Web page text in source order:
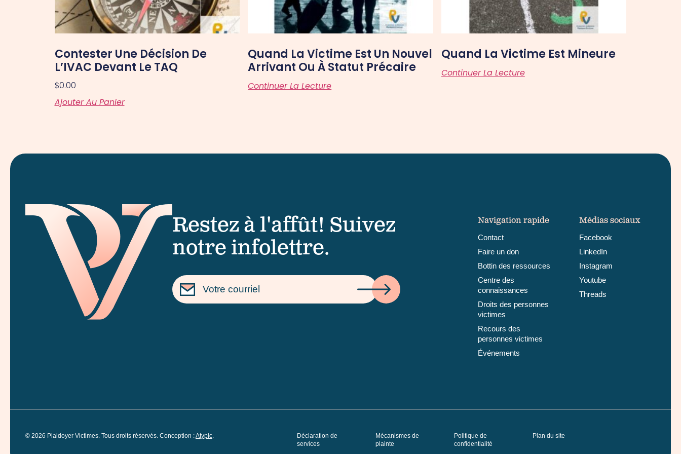
Contester Une Décision De
L’IVAC Devant Le TAQ
$0.00
Ajouter Au Panier
Quand La Victime Est Un Nouvel
Arrivant Ou À Statut Précaire
Continuer La Lecture
Quand La Victime Est Mineure
Continuer La Lecture
Restez à l'affût! Suivez
notre infolettre.
Navigation rapide
Contact
Faire un don
Bottin des ressources
Centre des
connaissances
Droits des personnes
victimes
Recours des
personnes victimes
Événements
Médias sociaux
Facebook
LinkedIn
Instagram
Youtube
Threads
© 2026 Plaidoyer Victimes. Tous droits réservés. Conception :Atypic.
Déclaration de
services
Mécanismes de
plainte
Politique de
confidentialité
Plan du site